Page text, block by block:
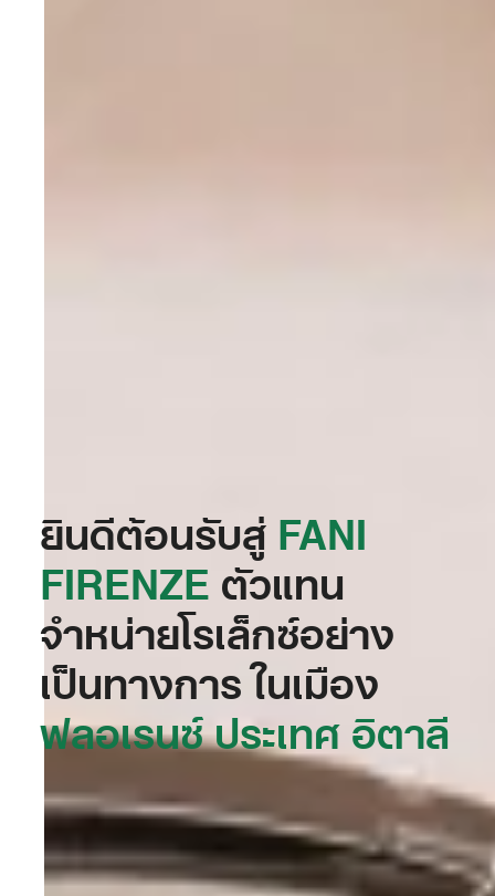
ยินดีต้อนรับสู่‭FANI
FIRENZE‬ตัวแทน
จำหน่ายโรเล็กซ์อย่าง
เป็นทางการ ในเมือง
ฟลอเรนซ์ ประเทศ อิตาลี